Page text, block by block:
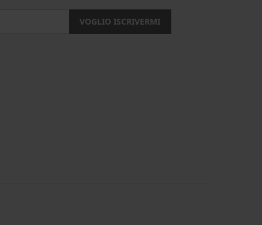
VOGLIO ISCRIVERMI